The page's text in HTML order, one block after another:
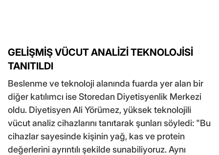
GELİŞMİŞ VÜCUT ANALİZİ TEKNOLOJİSİ
TANITILDI
Beslenme ve teknoloji alanında fuarda yer alan bir
diğer katılımcı ise Storedan Diyetisyenlik Merkezi
oldu. Diyetisyen Ali Yörümez, yüksek teknolojili
vücut analiz cihazlarını tanıtarak şunları söyledi: "Bu
cihazlar sayesinde kişinin yağ, kas ve protein
değerlerini ayrıntılı şekilde sunabiliyoruz. Aynı